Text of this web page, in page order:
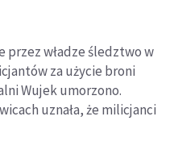
przez władze śledztwo w
za użycie broni
Wujek umorzono.
uznała, że milicjanci